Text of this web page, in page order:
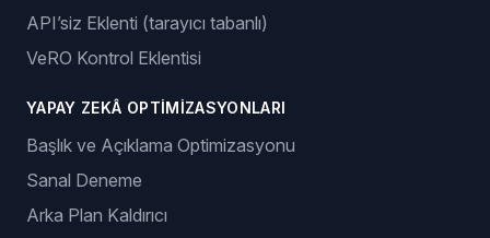
API’siz Eklenti (tarayıcı tabanlı)
VeRO Kontrol Eklentisi
YAPAY ZEKÂ OPTIMIZASYONLARI
Başlık ve Açıklama Optimizasyonu
Sanal Deneme
Arka Plan Kaldırıcı